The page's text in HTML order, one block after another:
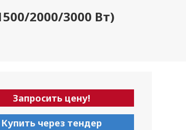
2000/3000 Вт)
Запросить цену!
Купить через тендер